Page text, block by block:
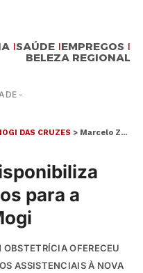
SAÚDE EMPREGOS
BELEZA REGIONAL
-
DAS CRUZES > Marcelo Zugaib disponibiliza protocolos médicos para a Maternidade de Mogi
para a
OFERECEU
ASSISTENCIAIS À NOVA